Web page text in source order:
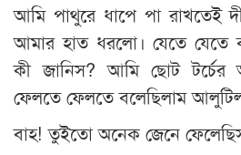
আমি পাথুরে ধাপে পা রাখতেই
আমার হাত ধরলো। যেতে যেতে
কী জানিস? আমি ছোট
ফেলতে ফেলতে বলেছিলাম
বাহ! তুইতো অনেক জেনে